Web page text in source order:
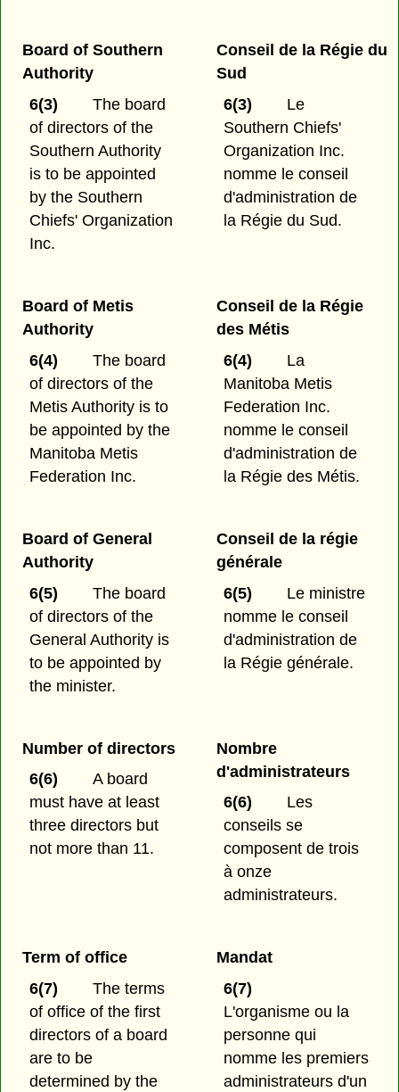
Board of Southern
Authority
6(3)
The board
of directors of the
Southern Authority
is to be appointed
by the Southern
Chiefs' Organization
Inc.
Conseil de la Régie du
Sud
6(3)
Le
Southern Chiefs'
Organization Inc.
nomme le conseil
d'administration de
la Régie du Sud.
Board of Metis
Authority
6(4)
The board
of directors of the
Metis Authority is to
be appointed by the
Manitoba Metis
Federation Inc.
Conseil de la Régie
des Métis
6(4)
La
Manitoba Metis
Federation Inc.
nomme le conseil
d'administration de
la Régie des Métis.
Board of General
Authority
6(5)
The board
of directors of the
General Authority is
to be appointed by
the minister.
Conseil de la régie
générale
6(5)
Le ministre
nomme le conseil
d'administration de
la Régie générale.
Number of directors
6(6)
A board
must have at least
three directors but
not more than 11.
Nombre
d'administrateurs
6(6)
Les
conseils se
composent de trois
à onze
administrateurs.
Term of office
6(7)
The terms
of office of the first
directors of a board
are to be
determined by the
Mandat
6(7)
L'organisme ou la
personne qui
nomme les premiers
administrateurs d'un